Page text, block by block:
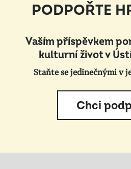
PODPOŘTE
Vaším příspěvkem
kulturní život v
Staňte se jedinečnými v
Chci